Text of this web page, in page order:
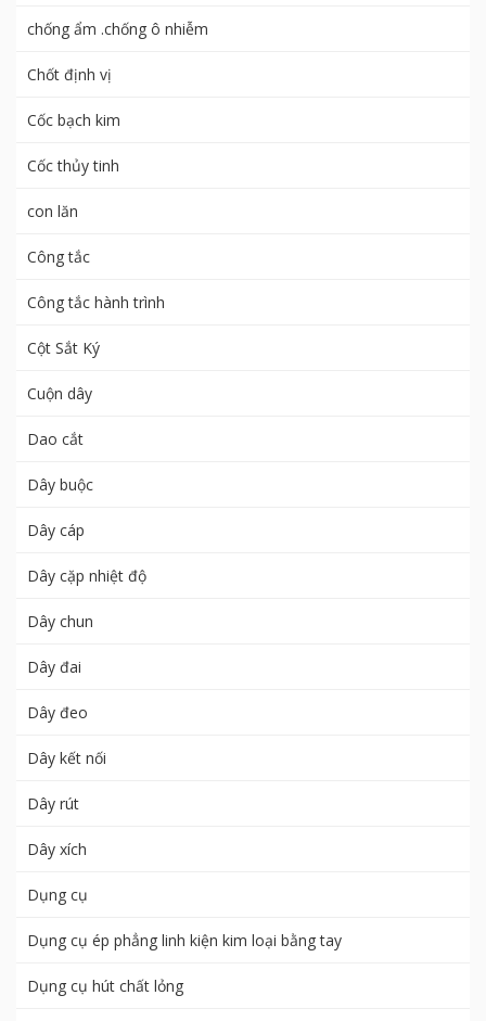
chống ẩm .chống ô nhiễm
Chốt định vị
Cốc bạch kim
Cốc thủy tinh
con lăn
Công tắc
Công tắc hành trình
Cột Sắt Ký
Cuộn dây
Dao cắt
Dây buộc
Dây cáp
Dây cặp nhiệt độ
Dây chun
Dây đai
Dây đeo
Dây kết nối
Dây rút
Dây xích
Dụng cụ
Dụng cụ ép phẳng linh kiện kim loại bằng tay
Dụng cụ hút chất lỏng